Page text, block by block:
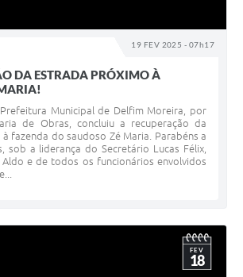
19 FEV 2025 - 07h17
DA ESTRADA PRÓXIMO À
Municipal de Delfim Moreira, por
de Obras, concluiu a recuperação da
fazenda do saudoso Zé Maria. Parabéns a
sob a liderança do Secretário Lucas Félix,
e de todos os funcionários envolvidos
FEV
18